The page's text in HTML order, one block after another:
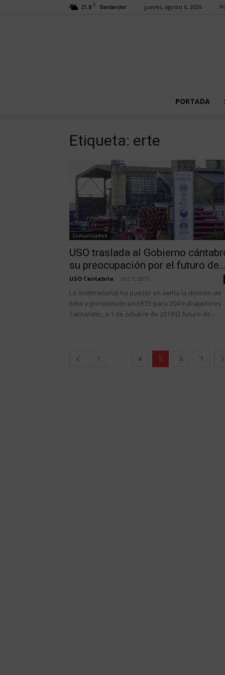
21.8 C Santander jueves, agosto 6, 2026
PORTADA
Etiqueta: erte
Comunicados
USO traslada al Gobierno
su preocupación por el futuro de...
USO Cantabria Oct 1, 2019
La multinacional ha puesto en venta la división de
tubo y presentado un ERTE para 204 trabajadores
Santander, a 1 de octubre de 2019 El futuro de...
1 ... 4 5 6 7